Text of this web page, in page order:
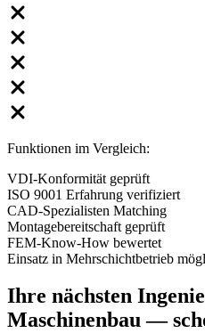
Funktionen im Vergleich:
VDI-Konformität geprüft
ISO 9001 Erfahrung verifiziert
CAD-Spezialisten Matching
Montagebereitschaft geprüft
FEM-Know-How bewertet
Einsatz in Mehrschichtbetrieb
Ihre nächsten
Maschinenbau—